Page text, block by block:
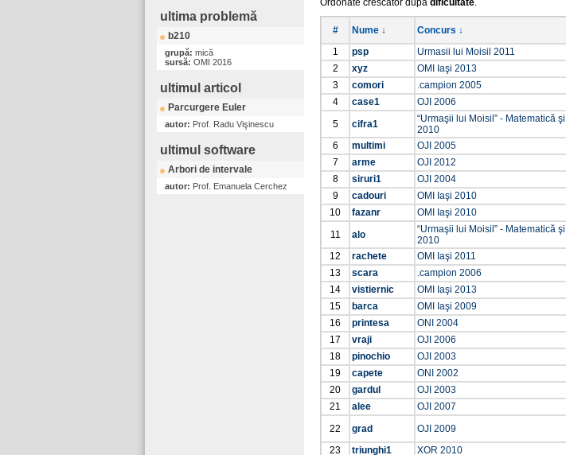
ultima problemă
b210
grupă: mică
sursă: OMI 2016
ultimul articol
Parcurgere Euler
autor: Prof. Radu Vişinescu
ultimul software
Arbori de intervale
autor: Prof. Emanuela Cerchez
Ordonate crescător după dificultate.
# Nume ↓ Concurs ↓
1
psp Urmasii lui Moisil 2011
2
xyz OMI Iaşi 2013
3
comori .campion 2005
4
case1 OJI 2006
5
cifra1
“Urmaşii lui Moisil” - Matematică
2010
6
multimi OJI 2005
7
arme OJI 2012
8
siruri1 OJI 2004
9
cadouri OMI Iaşi 2010
10
fazanr OMI Iaşi 2010
11
alo
“Urmaşii lui Moisil” - Matematică
2010
12
rachete OMI Iaşi 2011
13
scara .campion 2006
14
vistiernic OMI Iaşi 2013
15
barca OMI Iaşi 2009
16
printesa ONI 2004
17
vraji OJI 2006
18
pinochio OJI 2003
19
capete ONI 2002
20
gardul OJI 2003
21
alee OJI 2007
22
grad OJI 2009
23
triunghi1 XOR 2010